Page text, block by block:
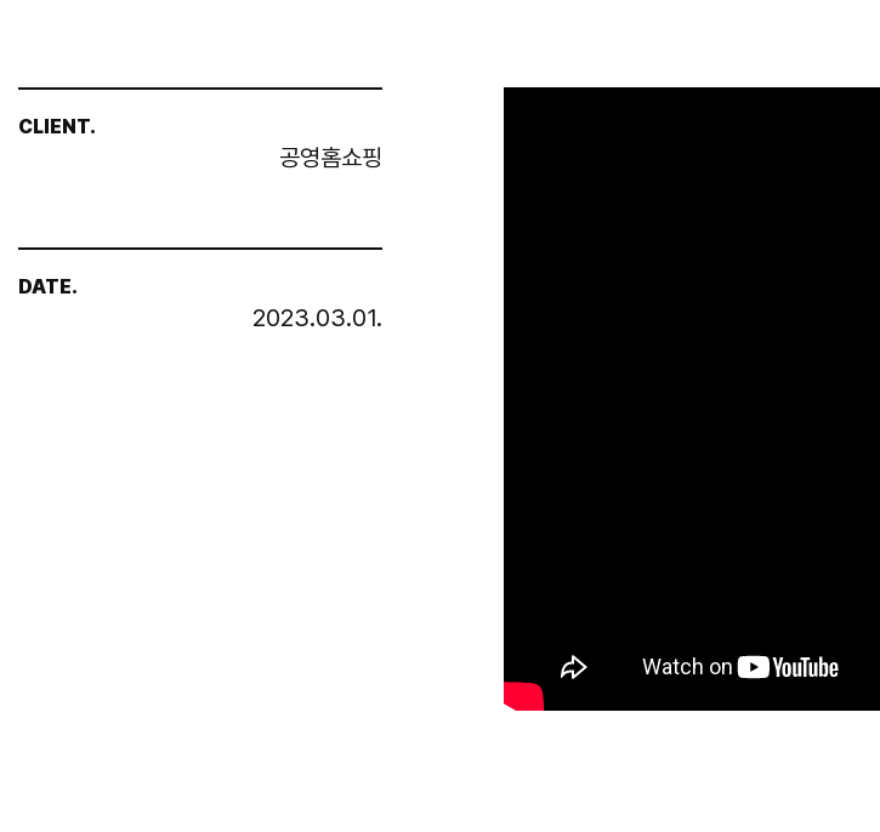
CLIENT.
공영홈쇼핑
DATE.
2023.03.01.